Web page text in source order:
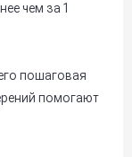
чем за 1
пошаговая
помогают